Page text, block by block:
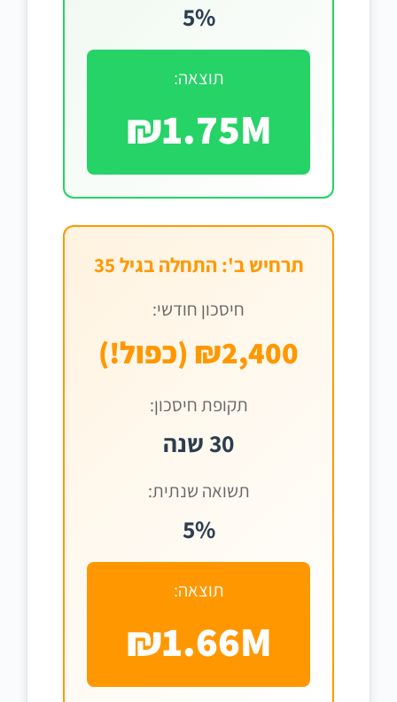
5%
תוצאה:
₪1.75M
תרחיש ב': התחלה בגיל 35
חיסכון חודשי:
₪2,400 (כפול!)
תקופת חיסכון:
30 שנה
תשואה שנתית:
5%
תוצאה:
₪1.66M